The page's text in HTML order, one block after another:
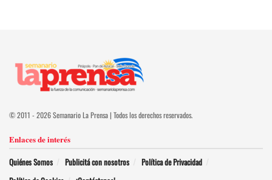
© 2011 - 2026 Semanario La Prensa | Todos los derechos reservados.
Enlaces de interés
Quiénes Somos Publicitá con nosotros
Política de Privacidad